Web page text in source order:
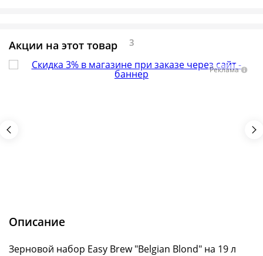
Акции на этот товар 3
Реклама
Описание
Зерновой набор Easy Brew "Belgian Blond" на 19 л